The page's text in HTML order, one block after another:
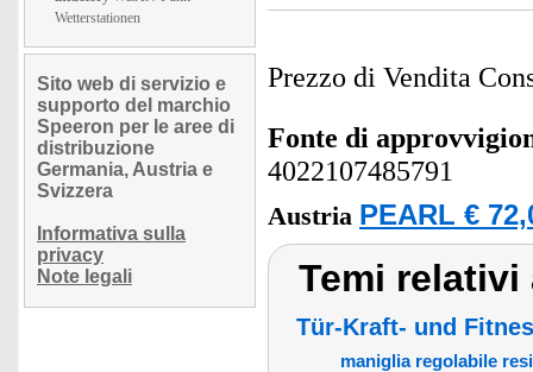
Wetterstationen
Sito web di servizio e
supporto del marchio
Speeron per le aree di
distribuzione
Germania, Austria e
Svizzera
Informativa sulla
privacy
Note legali
Prezzo di Vendita
Fonte di
4022107485791
Austria PEARL €
Temi
Tür-Kraft- und
maniglia regolabile